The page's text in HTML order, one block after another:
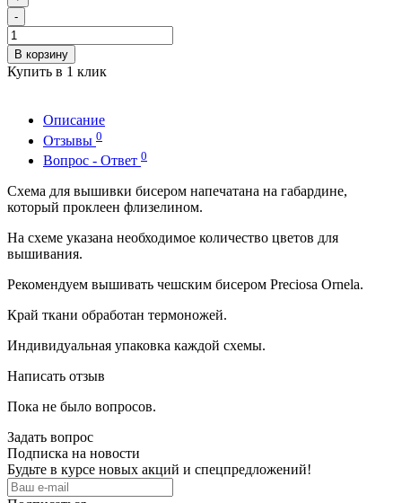
-
В корзину
Купить в 1 клик
Описание
Отзывы 0
Вопрос - Ответ 0
Схема для вышивки бисером напечатана на габардине,
который проклеен флизелином.
На схеме указана необходимое количество цветов для
вышивания.
Рекомендуем вышивать чешским бисером Preciosa Ornela.
Край ткани обработан термоножей.
Индивидуальная упаковка каждой схемы.
Написать отзыв
Пока не было вопросов.
Задать вопрос
Подписка на новости
Будьте в курсе новых акций и спецпредложений!